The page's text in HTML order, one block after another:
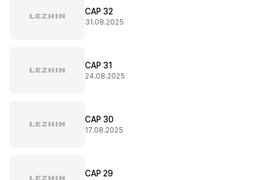
CAP 32
31.08.2025
CAP 31
24.08.2025
CAP 30
17.08.2025
CAP 29